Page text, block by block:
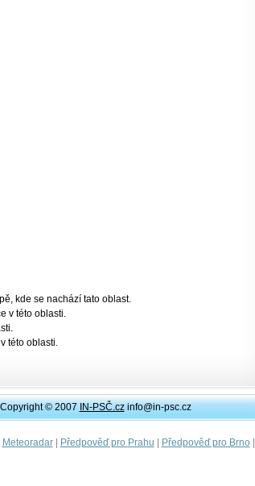
kde se nachází tato oblast.
v této oblasti.
této oblasti.
Copyright © 2007IN-PSČ.czinfo@in-psc.cz
Meteoradar| Předpověď pro Prahu | Předpověď pro Brno|